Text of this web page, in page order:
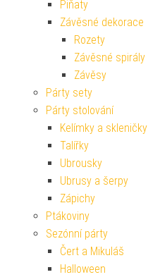
Piňaty
Závěsné dekorace
Rozety
Závěsné spirály
Závěsy
Párty sety
Párty stolování
Kelímky a skleničky
Talířky
Ubrousky
Ubrusy a šerpy
Zápichy
Ptákoviny
Sezónní párty
Čert a Mikuláš
Halloween